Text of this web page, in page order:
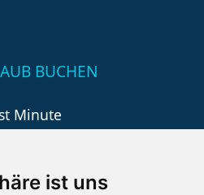
ist uns
BUCHEN
Minute
Wellness